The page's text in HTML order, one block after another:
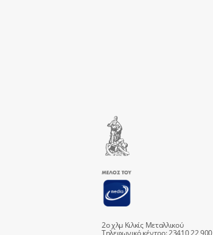
2ο χλμ Κιλκίς Μεταλλικού
Τηλεφωνικό κέντρο: 23410 22 900